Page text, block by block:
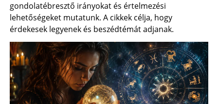
gondolatébresztő irányokat és értelmezési
lehetőségeket mutatunk. A cikkek célja, hogy
érdekesek legyenek és beszédtémát adjanak.